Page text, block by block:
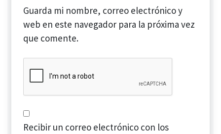
Guarda mi nombre, correo electrónico y
web en este navegador para la próxima vez
que comente.
Recibir un correo electrónico con los